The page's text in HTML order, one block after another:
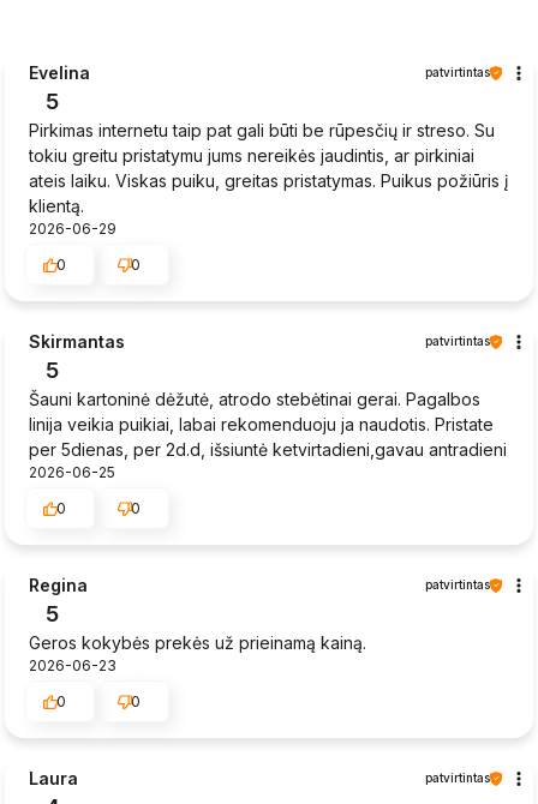
Evelina patvirtintas
5
Pirkimas internetu taip pat gali būti be rūpesčių ir streso. Su
tokiu greitu pristatymu jums nereikės jaudintis, ar pirkiniai
ateis laiku. Viskas puiku, greitas pristatymas. Puikus požiūris į
klientą.
2026-06-29
0
0
Skirmantas patvirtintas
5
Šauni kartoninė dėžutė, atrodo stebėtinai gerai. Pagalbos
linija veikia puikiai, labai rekomenduoju ja naudotis. Pristate
per 5dienas, per 2d.d, išsiuntė ketvirtadieni,gavau antradieni
2026-06-25
0
0
Regina patvirtintas
5
Geros kokybės prekės už prieinamą kainą.
2026-06-23
0
0
Laura patvirtintas